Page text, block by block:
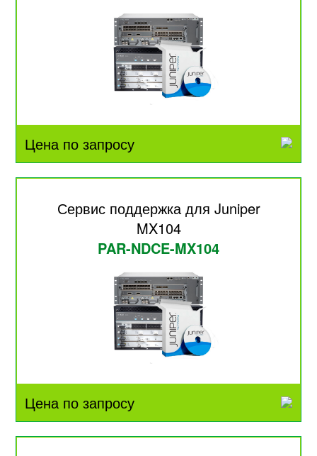
Цена по запросу
Сервис поддержка для Juniper
MX104
PAR-NDCE-MX104
Цена по запросу